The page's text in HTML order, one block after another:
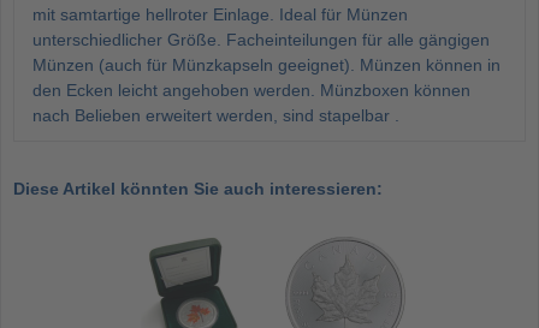
mit samtartige hellroter Einlage. Ideal für Münzen
unterschiedlicher Größe. Facheinteilungen für alle gängigen
Münzen (auch für Münzkapseln geeignet). Münzen können in
den Ecken leicht angehoben werden. Münzboxen können
nach Belieben erweitert werden, sind stapelbar .
Diese Artikel könnten Sie auch interessieren: